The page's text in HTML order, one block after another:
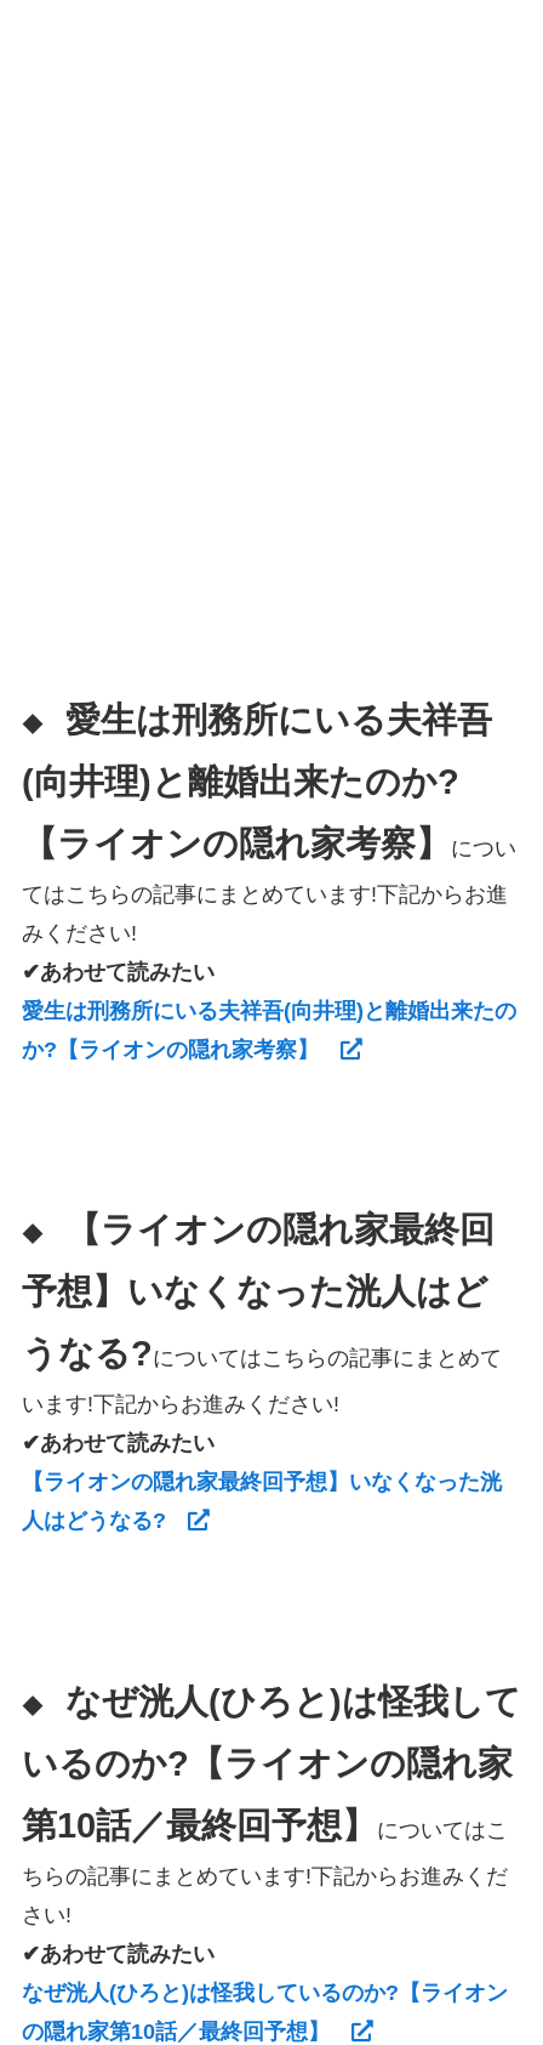
◆ 愛生は刑務所にいる夫祥吾
(向井理)と離婚出来たのか?
【ライオンの隠れ家考察】
につい
てはこちらの記事にまとめています!下記からお進
みください!
✔あわせて読みたい
愛生は刑務所にいる夫祥吾(向井理)と離婚出来たの
か?【ライオンの隠れ家考察】
◆
【ライオンの隠れ家最終回
予想】いなくなった洸人はど
うなる?についてはこちらの記事にまとめて
います!下記からお進みください!
✔あわせて読みたい
【ライオンの隠れ家最終回予想】いなくなった洸
人はどうなる?
◆ なぜ洸人(ひろと)は怪我して
いるのか?【ライオンの隠れ家
第10話／最終回予想】
についてはこ
ちらの記事にまとめています!下記からお進みくだ
さい!
✔あわせて読みたい
なぜ洸人(ひろと)は怪我しているのか?【ライオン
の隠れ家第10話／最終回予想】